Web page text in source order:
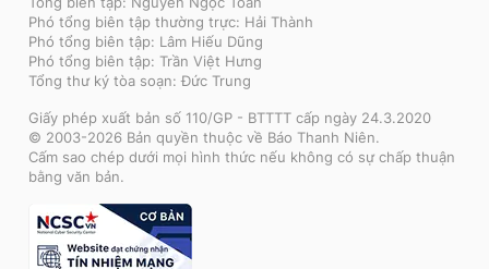
Phó tổng biên tập thường trực: Hải Thành
Phó tổng biên tập: Lâm Hiếu Dũng
Phó tổng biên tập: Trần Việt Hưng
Tổng thư ký tòa soạn: Đức Trung
Giấy phép xuất bản số 110/GP - BTTTT cấp ngày 24.3.2020
© 2003-2026 Bản quyền thuộc về Báo Thanh Niên.
Cấm sao chép dưới mọi hình thức nếu không có sự chấp thuận
bằng văn bản.